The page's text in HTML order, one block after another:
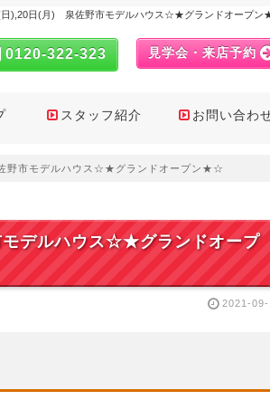
(日),20日(月) 泉佐野市モデルハウス☆★グランドオープ
見学会・来店予約
0120-322-323
スタッフ紹介 お問い合わ
野市モデルハウス☆★グランドオープン★☆
デルハウス☆★グランドオープ
2021-09-